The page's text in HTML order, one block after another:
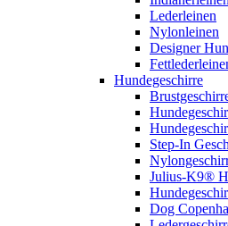
Lederleinen
Nylonleinen
Designer
Hundegeschirre
Step-In
Julius-K9®
Dog